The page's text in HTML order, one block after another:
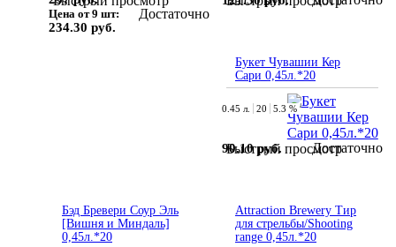
Цена от 9 шт:
234.30 руб.
Достаточно
Букет Чувашии Кер
Сари 0,45л.*20
Быстрый просмотр
0.45 л. 20 5.3 %
90.10 руб. Достаточно
Бэд Бревери Соур Эль
[Вишня и Миндаль]
0,45л.*20
Attraction Brewery Тир
для стрельбы/Shooting
range 0,45л.*20